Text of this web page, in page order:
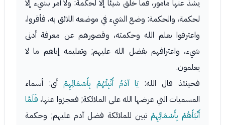
يشذ عنها مأمور، فما خلق شيئا إلا لحكمة: ولا أمر بشيء إلا
لحكمة، والحكمة: وضع الشيء في موضعه اللائق به، فأقروا،
واعترفوا بعلم الله وحكمته، وقصورهم عن معرفة أدنى
شيء، واعترافهم بفضل الله عليهم; وتعليمه إياهم ما لا
يعلمون.
فحينئذ قال الله: يَا آدَمُ أَنْبِئْهُمْ بِأَسْمَائِهِمْ أي: أسماء
المسميات التي عرضها الله على الملائكة; فعجزوا عنها، فَلَمَّا
أَنْبَأَهُمْ بِأَسْمَائِهِمْ تبين للملائكة فضل آدم عليهم; وحكمة